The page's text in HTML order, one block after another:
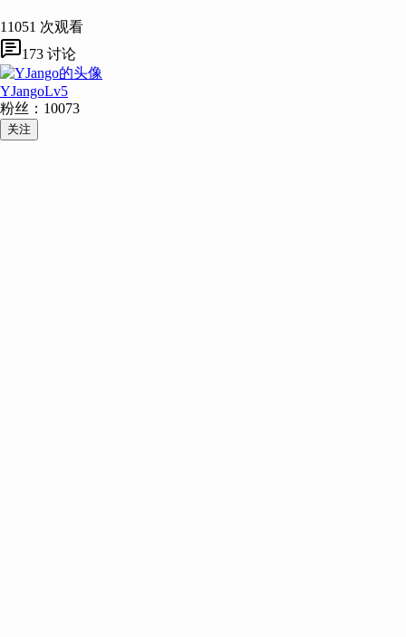
11051 次观看
173 讨论
YJangoLv5
粉丝： 10073
关注